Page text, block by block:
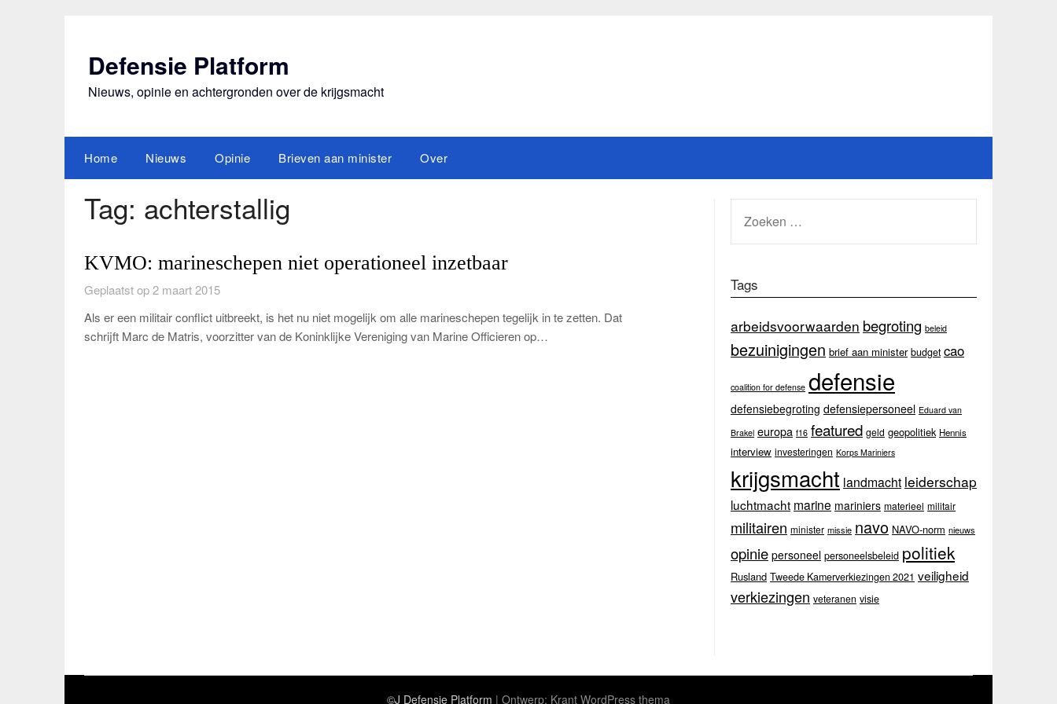
Defensie Platform
Nieuws, opinie en achtergronden over de krijgsmacht
Home Nieuws Opinie Brieven aan minister Over
Tag: achterstallig
KVMO: marineschepen niet operationeel inzetbaar
Geplaatst op 2 maart 2015
Als er een militair conflict uitbreekt, is het nu niet mogelijk om alle marineschepen tegelijk in te zetten. Dat
schrijft Marc de Matris, voorzitter van de Koninklijke Vereniging van Marine Officieren op…
NAAR:
Tags
arbeidsvoorwaarden begroting beleid
bezuinigingen brief aan minister budget cao
coalition for defense defensie
defensiebegroting defensiepersoneel Eduard van
Brakel europa f16 featured geld geopolitiek Hennis
interview investeringen Korps Mariniers
krijgsmacht landmacht leiderschap
luchtmacht marine mariniers materieel militair
militairen minister missie navo NAVO-norm nieuws
opinie personeel personeelsbeleid politiek
Rusland Tweede Kamerverkiezingen 2021 veiligheid
verkiezingen veteranen visie
©J Defensie Platform | Ontwerp: Krant WordPress thema